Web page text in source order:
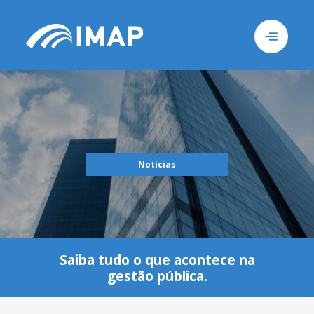
Busca
Notícias
Saiba tudo o que acontece na
gestão pública.